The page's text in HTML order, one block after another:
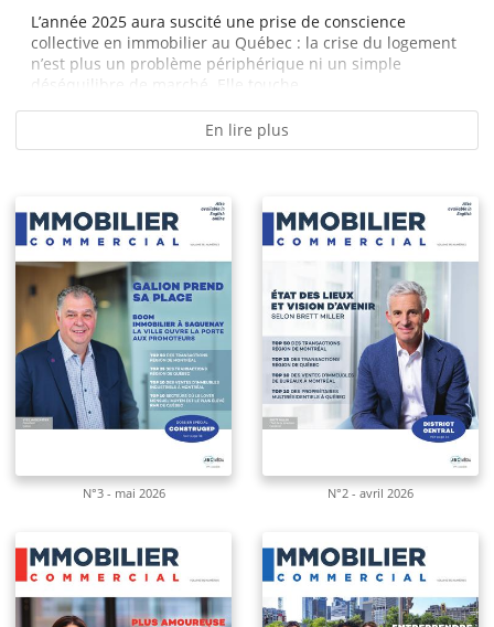
L’année 2025 aura suscité une prise de conscience
collective en immobilier au Québec : la crise du logement
n’est plus un problème périphérique ni un simple
déséquilibre de marché. Elle touche...
En lire plus
N°3 - mai 2026 N°2 - avril 2026